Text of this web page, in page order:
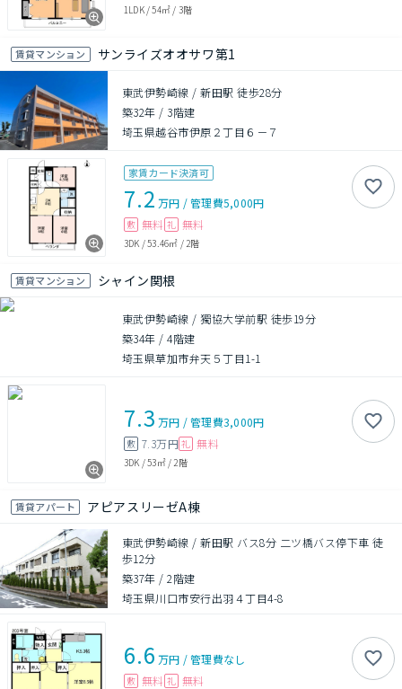
1LDK/54㎡ / 3階
賃貸マンション サンライズオオサワ第1
東武伊勢崎線 / 新田駅 徒歩28分
築32年 / 3階建
埼玉県越谷市伊原２丁目６－７
家賃カード決済可
7.2 万円 /管理費5,000円
敷 無料 礼 無料
3DK /53.46㎡ /2階
賃貸マンション シャイン関根
東武伊勢崎線 / 獨協大学前駅 徒歩19分
築34年 /4階建
埼玉県草加市弁天５丁目1-1
7.3 万円 /管理費3,000円
敷 7.3万円 礼 無料
3DK /53㎡/ 2階
賃貸アパート アピアスリーゼA棟
東武伊勢崎線 / 新田駅 バス8分 二ツ橋バス停下車 徒
歩12分
築37年 /2階建
埼玉県川口市安行出羽４丁目4-8
6.6 万円 /管理費なし
敷 無料 礼 無料